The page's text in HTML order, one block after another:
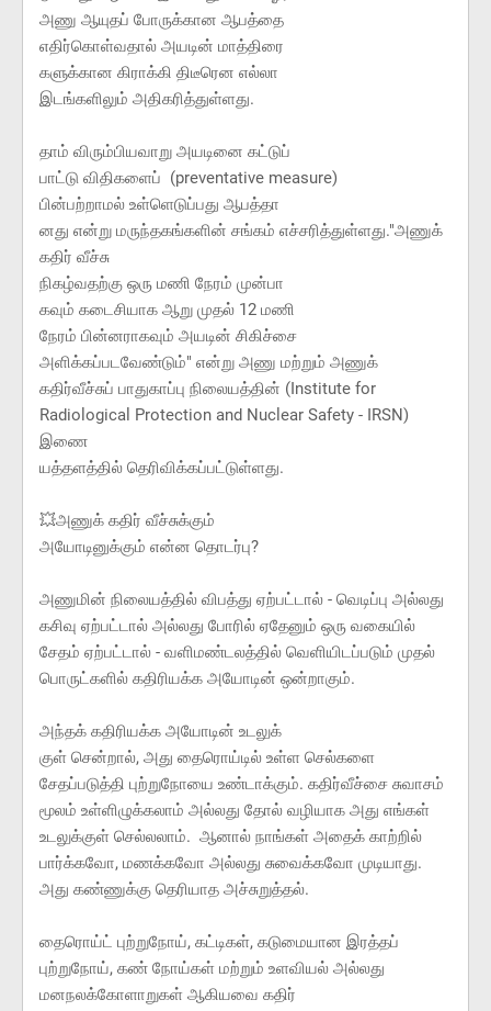
அணு ஆயுதப் போருக்கான ஆபத்தை
எதிர்கொள்வதால் அயடின் மாத்திரை
களுக்கான கிராக்கி திடீரென எல்லா
இடங்களிலும் அதிகரித்துள்ளது.
தாம் விரும்பியவாறு அயடினை கட்டுப்
பாட்டு விதிகளைப் (preventative measure)
பின்பற்றாமல் உள்ளெடுப்பது ஆபத்தா
னது என்று மருந்தகங்களின் சங்கம் எச்சரித்துள்ளது."அணுக்
கதிர் வீச்சு
நிகழ்வதற்கு ஒரு மணி நேரம் முன்பா
கவும் கடைசியாக ஆறு முதல் 12 மணி
நேரம் பின்னராகவும் அயடின் சிகிச்சை
அளிக்கப்படவேண்டும்" என்று அணு மற்றும் அணுக்
கதிர்வீச்சுப் பாதுகாப்பு நிலையத்தின் (Institute for
Radiological Protection and Nuclear Safety - IRSN)
இணை
யத்தளத்தில் தெரிவிக்கப்பட்டுள்ளது.
💥அணுக் கதிர் வீச்சுக்கும்
அயோடினுக்கும் என்ன தொடர்பு?
அணுமின் நிலையத்தில் விபத்து ஏற்பட்டால் - வெடிப்பு அல்லது
கசிவு ஏற்பட்டால் அல்லது போரில் ஏதேனும் ஒரு வகையில்
சேதம் ஏற்பட்டால் - வளிமண்டலத்தில் வெளியிடப்படும் முதல்
பொருட்களில் கதிரியக்க அயோடின் ஒன்றாகும்.
அந்தக் கதிரியக்க அயோடின் உடலுக்
குள் சென்றால், அது தைரொய்டில் உள்ள செல்களை
சேதப்படுத்தி புற்றுநோயை உண்டாக்கும். கதிர்வீச்சை சுவாசம்
மூலம் உள்ளிழுக்கலாம் அல்லது தோல் வழியாக அது எங்கள்
உடலுக்குள் செல்லலாம். ஆனால் நாங்கள் அதைக் காற்றில்
பார்க்கவோ, மணக்கவோ அல்லது சுவைக்கவோ முடியாது.
அது கண்ணுக்கு தெரியாத அச்சுறுத்தல்.
தைரொய்ட் புற்றுநோய், கட்டிகள், கடுமையான இரத்தப்
புற்றுநோய், கண் நோய்கள் மற்றும் உளவியல் அல்லது
மனநலக்கோளாறுகள் ஆகியவை கதிர்